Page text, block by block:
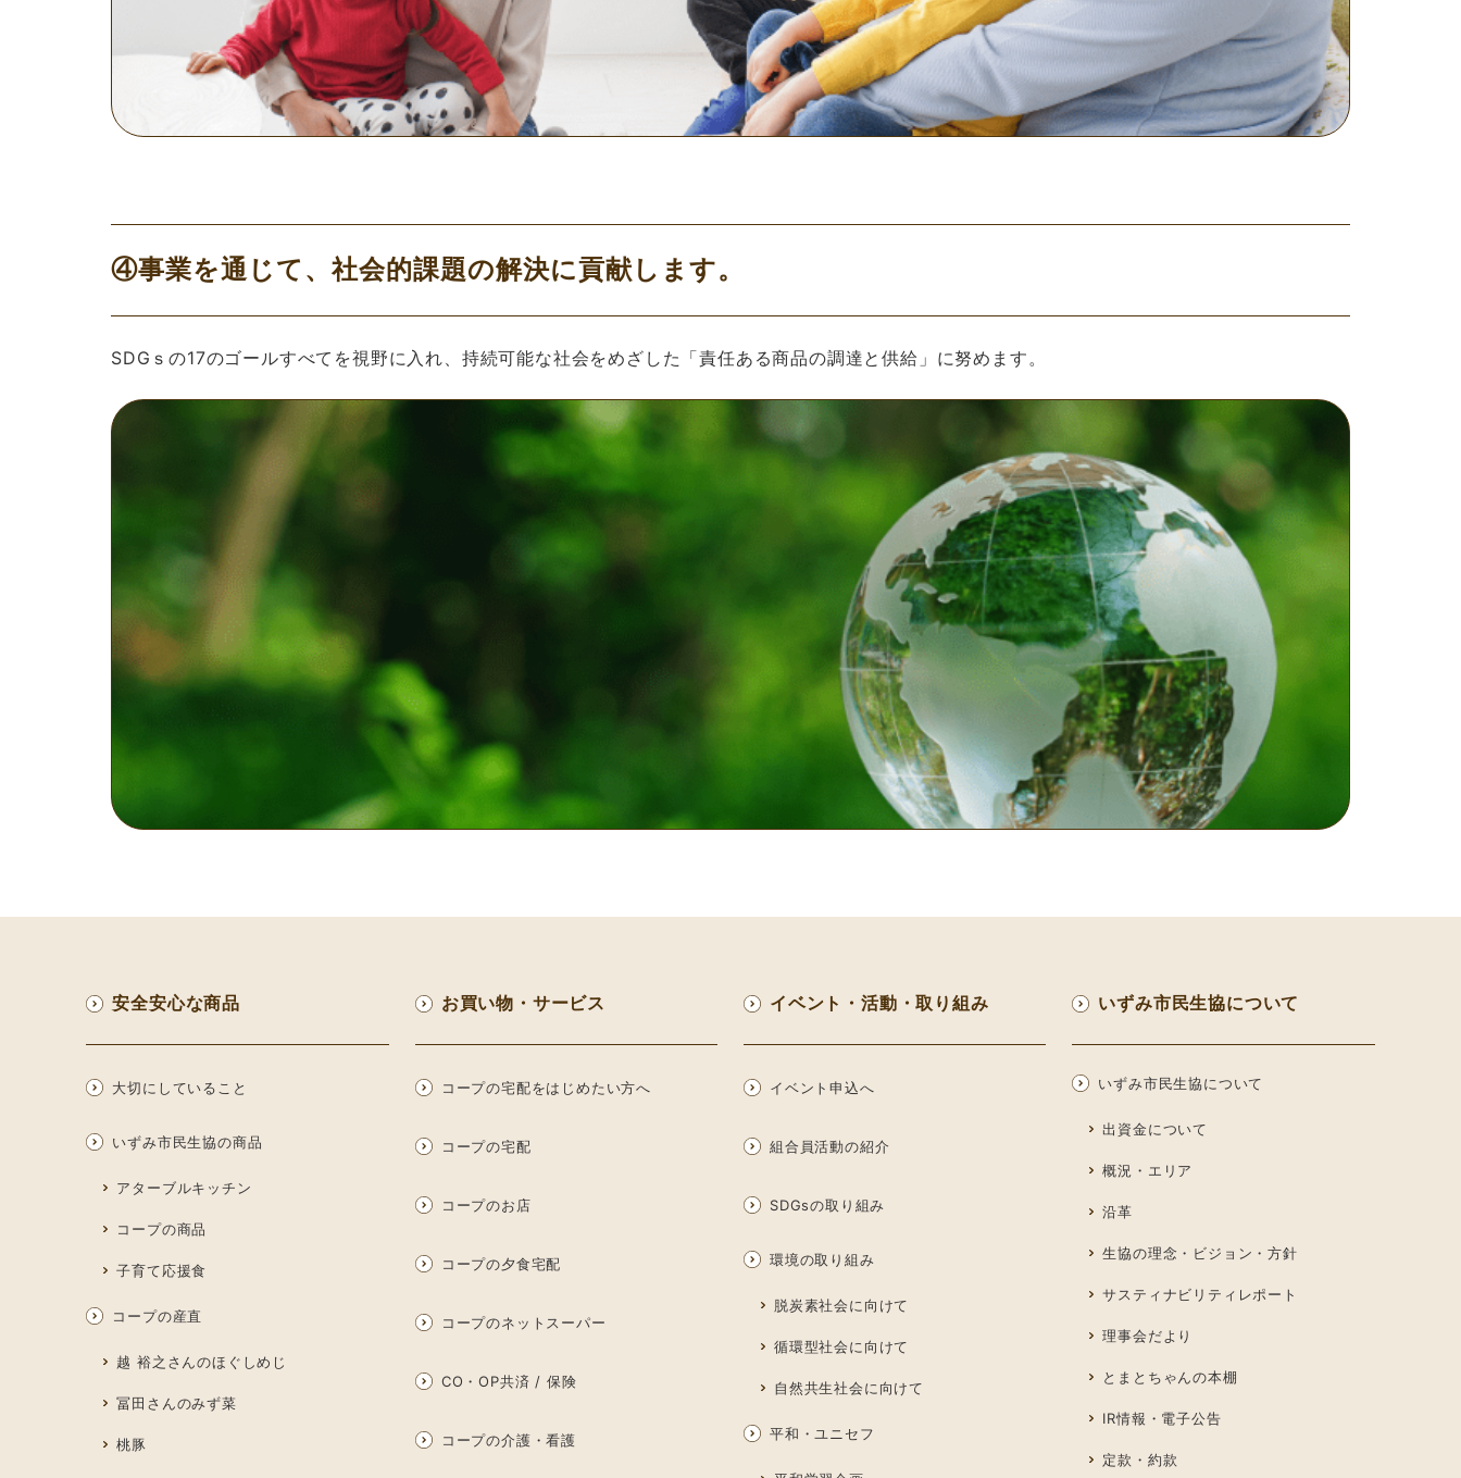
④事業を通じて、社会的課題の解決に貢献します。
SDGｓの17のゴールすべてを視野に入れ、持続可能な社会をめざした「責任ある商品の調達と供給」に努めます。
安全安心な商品
大切にしていること
いずみ市民生協の商品
アターブルキッチン
コープの商品
子育て応援食
コープの産直
越 裕之さんのほぐしめじ
冨田さんのみず菜
桃豚
お買い物・サービス
コープの宅配をはじめたい方へ
コープの宅配
コープのお店
コープの夕食宅配
コープのネットスーパー
CO・OP共済 / 保険
コープの介護・看護
イベント・活動・取り組み
イベント申込へ
組合員活動の紹介
SDGsの取り組み
環境の取り組み
脱炭素社会に向けて
循環型社会に向けて
自然共生社会に向けて
平和・ユニセフ
いずみ市民生協について
いずみ市民生協について
出資金について
概況・エリア
沿革
生協の理念・ビジョン・方針
サスティナビリティレポート
理事会だより
とまとちゃんの本棚
IR情報・電子公告
定款・約款